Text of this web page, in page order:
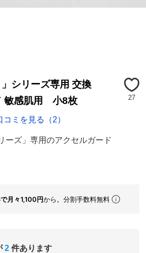
」シリーズ専用 交換
敏感肌用 小8枚
27
コミを見る（2）
ーズ」専用のアクセルガード
月々1,100円から。分割手数料無料
2 件あります